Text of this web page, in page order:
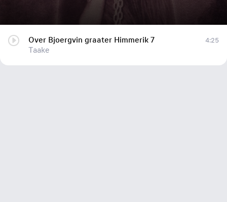
Over Bjoergvin graater Himmerik 7
Taake
4:25